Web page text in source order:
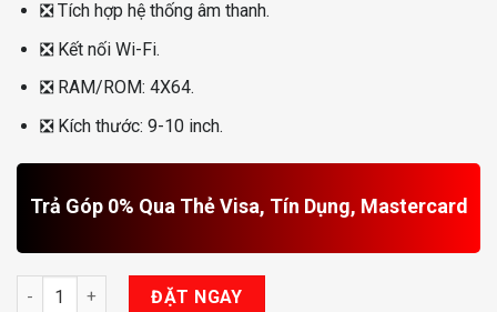
❎Tích hợp hệ thống âm thanh.
❎Kết nối Wi-Fi.
❎RAM/ROM: 4X64.
❎Kích thước: 9-10 inch.
Trả Góp 0% Qua Thẻ Visa, Tín Dụng, Mastercard
Màn Hình Android cho Mazda CX-9 số lượng
ĐẶT NGAY